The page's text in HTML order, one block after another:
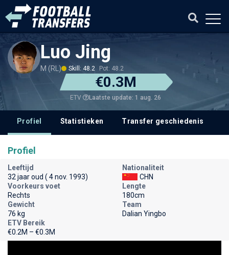
Luo Jing
M (RL) Skill: 48.2 Pot: 48.2
€0.3M
ETV Laatste update: 1 aug. 26
Profiel Statistieken Transfer geschiedenis
Profiel
Leeftijd
32 jaar oud ( 4 nov. 1993)
Nationaliteit
CHN
Voorkeurs voet
Rechts
Lengte
180cm
Gewicht
76 kg
Team
Dalian Yingbo
ETV Bereik
€0.2M – €0.3M